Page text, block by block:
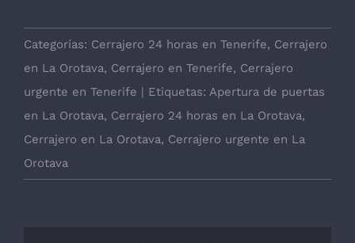
Categorías: Cerrajero 24 horas en Tenerife, Cerrajero
en La Orotava, Cerrajero en Tenerife, Cerrajero
urgente en Tenerife | Etiquetas: Apertura de puertas
en La Orotava, Cerrajero 24 horas en La Orotava,
Cerrajero en La Orotava, Cerrajero urgente en La
Orotava